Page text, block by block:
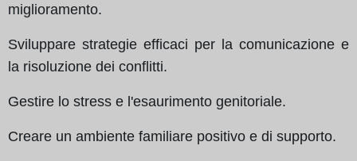
miglioramento.
Sviluppare strategie efficaci per la comunicazione e
la risoluzione dei conflitti.
Gestire lo stress e l'esaurimento genitoriale.
Creare un ambiente familiare positivo e di supporto.